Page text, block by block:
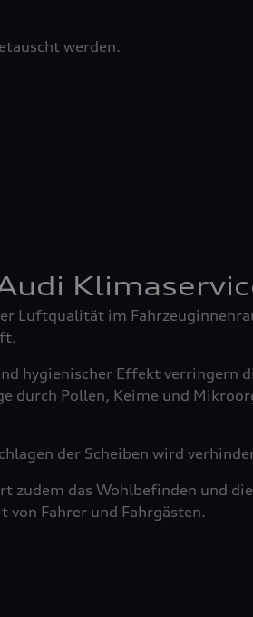
werden.
Luftqualität im
hygienischer Effekt verringern
durch Pollen, Keime und
der Scheiben wird
zudem das Wohlbefinden und die
Fahrer und Fahrgästen.